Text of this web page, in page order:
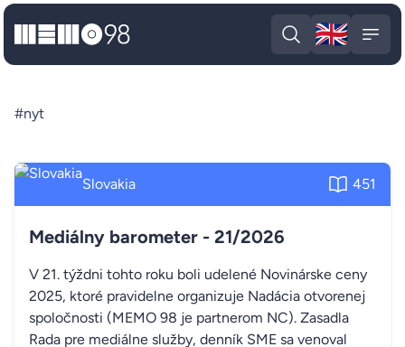
MEMO98
Open search
🇬🇧
#nyt
Slovakia 451
Mediálny barometer - 21/2026
V 21. týždni tohto roku boli udelené Novinárske ceny
2025, ktoré pravidelne organizuje Nadácia otvorenej
spoločnosti (MEMO 98 je partnerom NC). Zasadla
Rada pre mediálne služby, denník SME sa venoval